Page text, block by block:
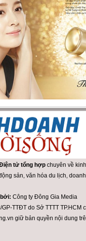
tử tổng hợp chuyên về
sản, văn hóa du lịch,
bởi:Công ty Đông Gia Media
GP-TTĐT do Sở TTTT TP.HCM
giữ bản quyền nội dung